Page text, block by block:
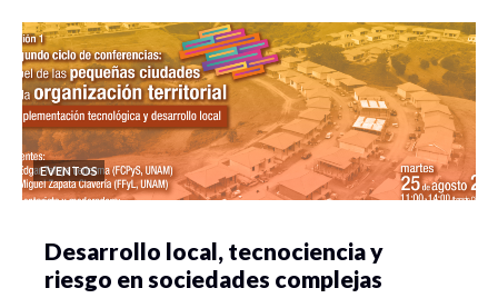
EVENTOS
Desarrollo local, tecnociencia y
riesgo en sociedades complejas